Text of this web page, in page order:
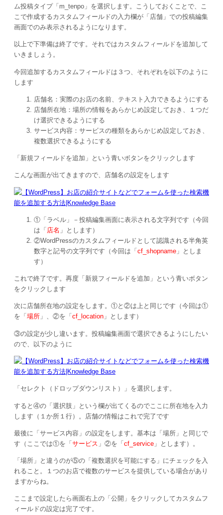
ム投稿タイプ「m_tenpo」を選択します。こうしておくことで、こ
こで作成するカスタムフィールドの入力欄が「店舗」での投稿編集
画面でのみ表示されるようになります。
以上で下準備は終了です。それではカスタムフィールドを追加して
いきましょう。
今回追加するカスタムフィールドは３つ、それぞれを以下のように
します
店舗名：実際のお店の名前、テキスト入力できるようにする
店舗所在地：場所の情報をあらかじめ設定しておき、１つだ
け選択できるようにする
サービス内容：サービスの種類をあらかじめ設定しておき、
複数選択できるようにする
「新規フィールドを追加」という青いボタンをクリックします
こんな画面が出てきますので、店舗名の設定をします
①「ラベル」－投稿編集画面に表示される文字列です（今回
は「 店名 」とします）
②WordPressのカスタムフィールドとして認識される半角英
数字と記号の文字列です（今回は「 cf_shopname 」としま
す）
これで終了です。再度「新規フィールドを追加」という青いボタン
をクリックします
次に店舗所在地の設定をします。①と②は上と同じです（今回は①
を「 場所 」、②を「 cf_location 」とします）
③の設定が少し違います。投稿編集画面で選択できるようにしたい
ので、以下のように
「セレクト（ドロップダウンリスト）」を選択します。
すると④の「選択肢」という欄が出てくるのでここに所在地を入力
します（１か所１行）。店舗の情報はこれで完了です
最後に「サービス内容」の設定をします。基本は「場所」と同じで
す（ここでは①を「 サービス 」②を「 cf_service 」とします）。
「場所」と違うのが⑤の「複数選択を可能にする」にチェックを入
れること。１つのお店で複数のサービスを提供している場合があり
ますからね。
ここまで設定したら画面右上の「公開」をクリックしてカスタムフ
ィールドの設定は完了です。